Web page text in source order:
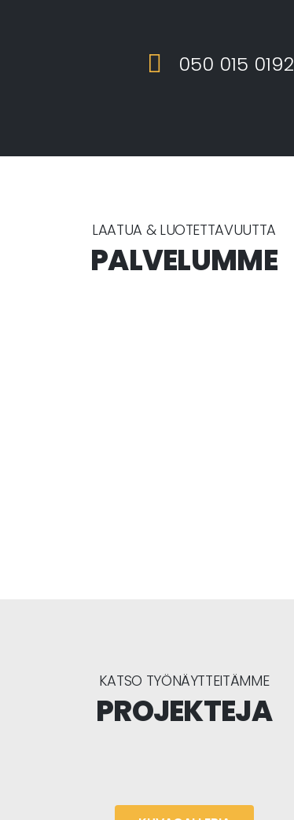
050 015 0192
LAATUA & LUOTETTAVUUTTA
PALVELUMME
KATSO TYÖNÄYTTEITÄMME
PROJEKTEJA